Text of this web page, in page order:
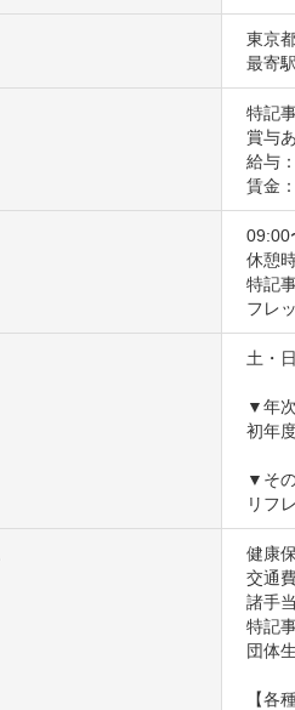
東京
最寄
特記
賞与
給与
賃金
09:00
休憩
特記
フレ
土・
▼年
初年
▼そ
リフ
健康
交通
諸手
特記
団体
【各